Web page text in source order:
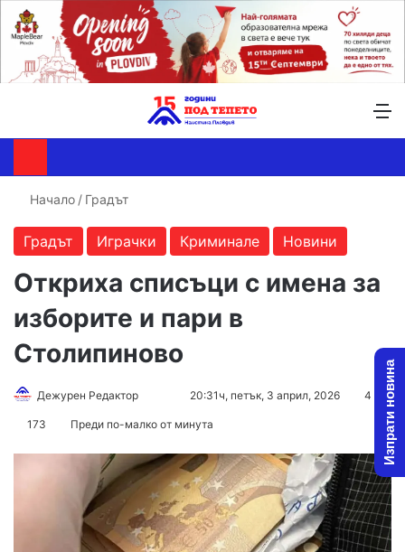
Начало / Градът
Градът Играчки Криминале Новини
Откриха списъци с имена за
изборите и пари в
Столипиново
Дежурен Редактор 20:31ч, петък, 3 април, 2026 4
173 Преди по-малко от минута Изпрати новина